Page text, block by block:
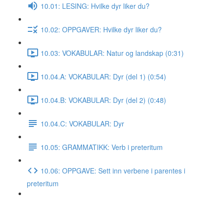
10.01: LESING: Hvilke dyr liker du?
10.02: OPPGAVER: Hvilke dyr liker du?
10.03: VOKABULAR: Natur og landskap (0:31)
10.04.A: VOKABULAR: Dyr (del 1) (0:54)
10.04.B: VOKABULAR: Dyr (del 2) (0:48)
10.04.C: VOKABULAR: Dyr
10.05: GRAMMATIKK: Verb i preteritum
10.06: OPPGAVE: Sett inn verbene i parentes i
preteritum